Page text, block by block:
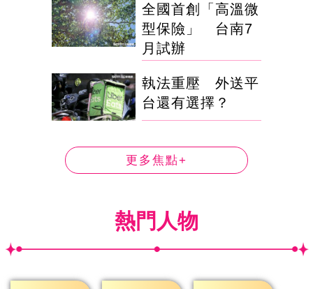
全國首創「高溫微
型保險」 台南7
月試辦
執法重壓 外送平
台還有選擇？
更多焦點+
熱門人物